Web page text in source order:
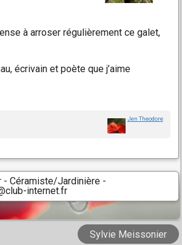
à arroser régulièrement ce galet,
»
et poète que j’aime
Jen Theodore
Céramiste/Jardinière -
internet.fr
Sylvie Meissonier